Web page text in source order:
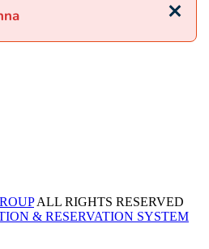
Stäng
ALL RIGHTS RESERVED
& RESERVATION SYSTEM